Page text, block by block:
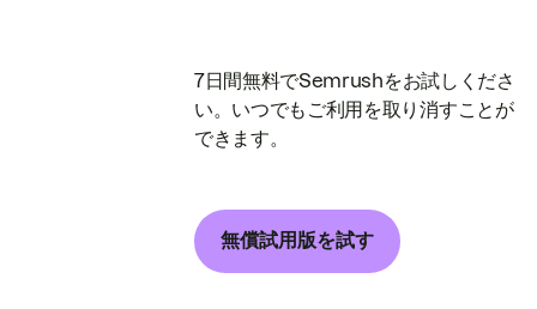
7日間無料でSemrushをお試しくださ
い。いつでもご利用を取り消すことが
できます。
無償試用版を試す